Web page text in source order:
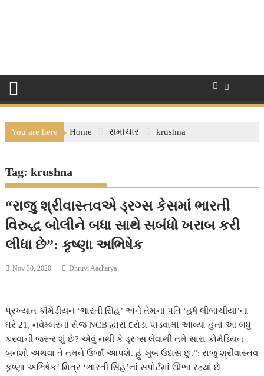
You are here Home સમાચાર krushna
Tag:krushna
“રાજુ શ્રીવાસ્તવએ ડ્રગ્સ કેસમાં ભારતી
વિરુદ્ધ બોલીને બધા સાથે સબંધો ખરાબ કરી
લીધા છે”: કૃષ્ણા અભિષેક
Nov 30, 2020 Dhruvi Aacharya
પ્રખ્યાત કૉમેડીયન ‘ભારતી સિંહ’ અને તેમના પતિ ‘હર્ષ લીંબાચીયા’નાં
ઘરે 21, નવેમ્બરનાં રોજ NCB દ્વારા દરોડા પાડવામાં આવ્યા હતાં આ બધું
કરવાની જરૂર શું છે? એવું નથી કે ડ્રગ્સ લેવાથી તમે સારા કોમેડિયન
બનશો અથવા તે તમને ઉર્જા આપશે. હું ખુબ ઉદાસ છું.”: રાજુ શ્રીવાસ્તવ
કૃષ્ણા અભિષેક’ મિત્ર ‘ભારતી સિંહ’નાં સપોર્ટમાં ઊભા રહ્યાં છે